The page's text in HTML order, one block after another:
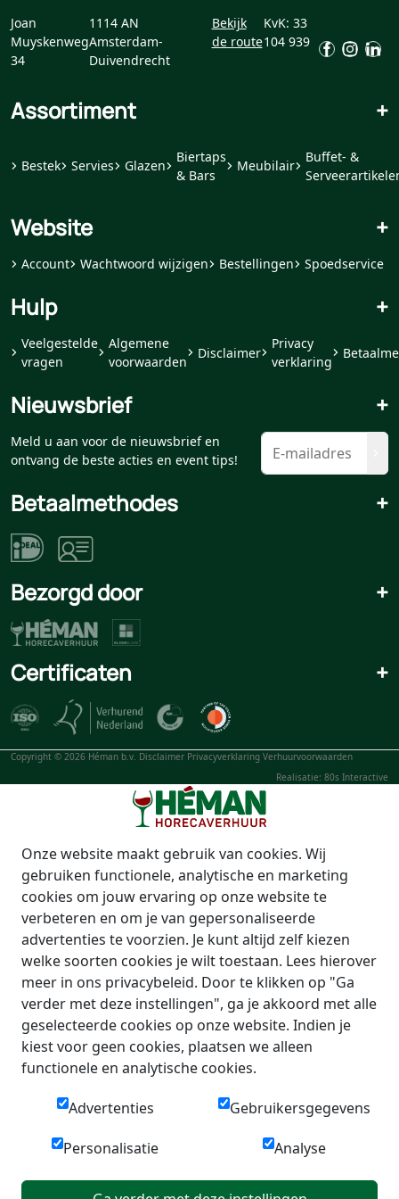
Joan
Muyskenweg
34
1114 AN
Amsterdam-
Duivendrecht
Bekijk
de route
KvK: 33
104 939
Assortiment +
Bestek Servies Glazen
Biertaps
& Bars
Meubilair
Buffet- &
Website +
Account Wachtwoord wijzigen Bestellingen Spoedservice
Hulp +
Veelgestelde
vragen
Algemene
voorwaarden
Disclaimer
Privacy
verklaring
Nieuwsbrief +
Meld u aan voor de nieuwsbrief en
ontvang de beste acties en event tips!
Betaalmethodes +
Bezorgd door +
Certificaten +
Copyright © 2026 Héman b.v. Disclaimer Privacyverklaring Verhuurvoorwaarden
Realisatie: 80s Interactive
Onze website maakt gebruik van cookies. Wij
gebruiken functionele, analytische en marketing
cookies om jouw ervaring op onze website te
verbeteren en om je van gepersonaliseerde
advertenties te voorzien. Je kunt altijd zelf kiezen
welke soorten cookies je wilt toestaan. Lees hierover
meer in ons privacybeleid. Door te klikken op "Ga
verder met deze instellingen", ga je akkoord met alle
geselecteerde cookies op onze website. Indien je
kiest voor geen cookies, plaatsen we alleen
functionele en analytische cookies.
Advertenties Gebruikersgegevens
Personalisatie Analyse